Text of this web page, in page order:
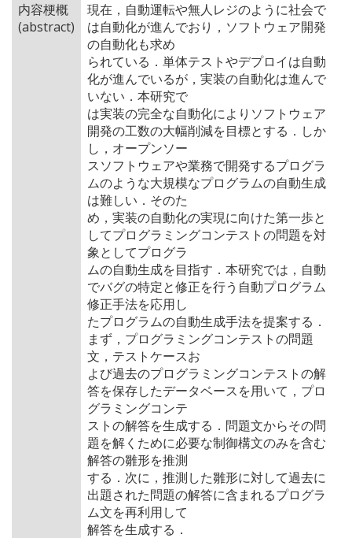
内容梗概
(abstract)
現在，自動運転や無人レジのように社会で
は自動化が進んでおり，ソフトウェア開発
の自動化も求め
られている．単体テストやデプロイは自動
化が進んでいるが，実装の自動化は進んで
いない．本研究で
は実装の完全な自動化によりソフトウェア
開発の工数の大幅削減を目標とする．しか
し，オープンソー
スソフトウェアや業務で開発するプログラ
ムのような大規模なプログラムの自動生成
は難しい．そのた
め，実装の自動化の実現に向けた第一歩と
してプログラミングコンテストの問題を対
象としてプログラ
ムの自動生成を目指す．本研究では，自動
でバグの特定と修正を行う自動プログラム
修正手法を応用し
たプログラムの自動生成手法を提案する．
まず，プログラミングコンテストの問題
文，テストケースお
よび過去のプログラミングコンテストの解
答を保存したデータベースを用いて，プロ
グラミングコンテ
ストの解答を生成する．問題文からその問
題を解くために必要な制御構文のみを含む
解答の雛形を推測
する．次に，推測した雛形に対して過去に
出題された問題の解答に含まれるプログラ
ム文を再利用して
解答を生成する．